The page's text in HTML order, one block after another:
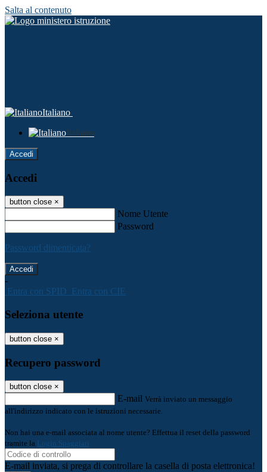
Salta al contenuto
Italiano
Italiano
Accedi
Accedi
button close ×
Nome Utente
Password
Password dimenticata?
-
Entra con SPID Entra con CIE
Seleziona utente
button close ×
Recupero password
button close ×
E-mail Verrà inviato un messaggio
all'indirizzo indicato con le istruzioni necessarie.
Non hai una e-mail associata al nome utente? Effettua il reset della password
tramite la Login Spaggiari
E-mail inviata, si prega di controllare la casella di posta elettronica!